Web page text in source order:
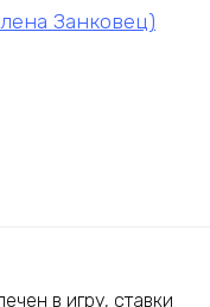
Занковец)
в игру, ставки